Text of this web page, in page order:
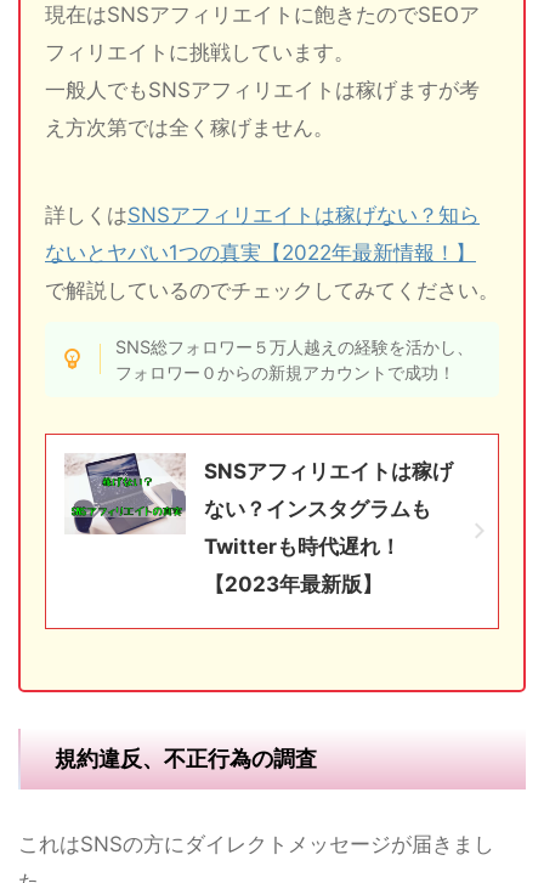
現在はSNSアフィリエイトに飽きたのでSEOア
フィリエイトに挑戦しています。
一般人でもSNSアフィリエイトは稼げますが考
え方次第では全く稼げません。
詳しくはSNSアフィリエイトは稼げない？知ら
ないとヤバい1つの真実【2022年最新情報！】
で解説しているのでチェックしてみてください。
SNS総フォロワー５万人越えの経験を活かし、
フォロワー０からの新規アカウントで成功！
SNSアフィリエイトは稼げ
ない？インスタグラムも
Twitterも時代遅れ！
【2023年最新版】
規約違反、不正行為の調査
これはSNSの方にダイレクトメッセージが届きまし